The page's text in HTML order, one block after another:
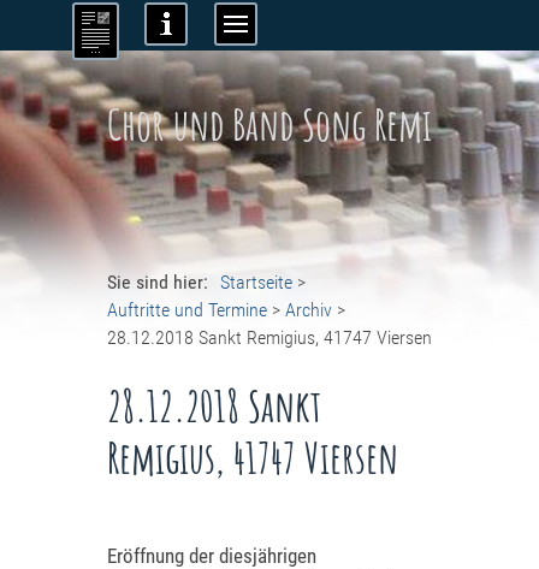
Chor und Band Song Remi
Sie sind hier: Startseite >
Auftritte und Termine > Archiv >
28.12.2018 Sankt Remigius, 41747 Viersen
28.12.2018 Sankt
Remigius, 41747 Viersen
Eröffnung der diesjährigen